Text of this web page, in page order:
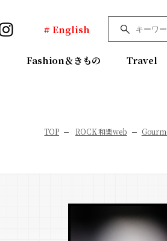
# English
Fashion＆きもの Travel
TOP ROCK 和樂web